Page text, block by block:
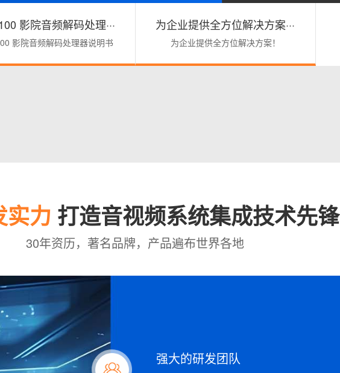
影院音频解码处理···
影院音频解码处理器说明书
为企业提供全方位解决方案···
为企业提供全方位解决方案！
实力 打造音视频系统集成技术先锋
30年资历，著名品牌，产品遍布世界各地
强大的研发团队